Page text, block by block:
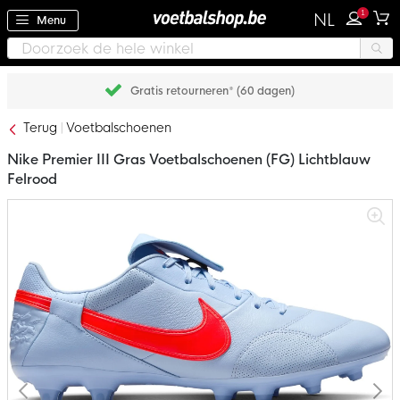
Menu NL 1
Gratis retourneren* (60 dagen)
Terug Voetbalschoenen
afbeeldingen-
gallerij
Nike Premier III Gras Voetbalschoenen (FG) Lichtblauw
Felrood